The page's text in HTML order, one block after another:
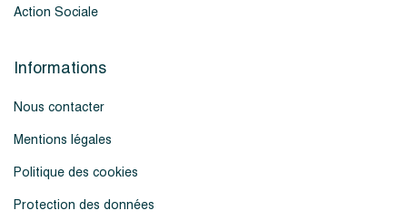
Action Sociale
Informations
Nous contacter
Mentions légales
Politique des cookies
Protection des données